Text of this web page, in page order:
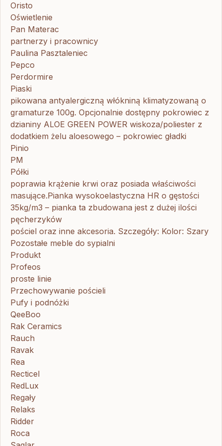
Oristo
Oświetlenie
Pan Materac
partnerzy i pracownicy
Paulina Pasztaleniec
Pepco
Perdormire
Piaski
pikowana antyalergiczną włókniną klimatyzowaną o
gramaturze 100g. Opcjonalnie dostępny pokrowiec z
dzianiny ALOE GREEN POWER wiskoza/poliester z
dodatkiem żelu aloesowego – pokrowiec gładki
Pinio
PM
Półki
poprawia krążenie krwi oraz posiada właściwości
masujące.Pianka wysokoelastyczna HR o gęstości
35kg/m3 – pianka ta zbudowana jest z dużej ilości
pęcherzyków
pościel oraz inne akcesoria. Szczegóły: Kolor: Szary
Pozostałe meble do sypialni
Produkt
Profeos
proste linie
Przechowywanie pościeli
Pufy i podnóżki
QeeBoo
Rak Ceramics
Rauch
Ravak
Rea
Recticel
RedLux
Regały
Relaks
Ridder
Roca